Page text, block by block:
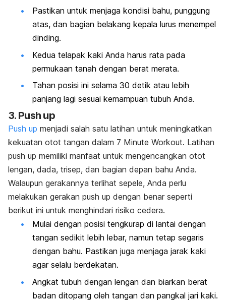
Pastikan untuk menjaga kondisi bahu, punggung
atas, dan bagian belakang kepala lurus menempel
dinding.
Kedua telapak kaki Anda harus rata pada
permukaan tanah dengan berat merata.
Tahan posisi ini selama 30 detik atau lebih
panjang lagi sesuai kemampuan tubuh Anda.
3. Push up
Push up menjadi salah satu latihan untuk meningkatkan
kekuatan otot tangan dalam 7 Minute Workout. Latihan
push up memiliki manfaat untuk mengencangkan otot
lengan, dada, trisep, dan bagian depan bahu Anda.
Walaupun gerakannya terlihat sepele, Anda perlu
melakukan gerakan push up dengan benar seperti
berikut ini untuk menghindari risiko cedera.
Mulai dengan posisi tengkurap di lantai dengan
tangan sedikit lebih lebar, namun tetap segaris
dengan bahu. Pastikan juga menjaga jarak kaki
agar selalu berdekatan.
Angkat tubuh dengan lengan dan biarkan berat
badan ditopang oleh tangan dan pangkal jari kaki.